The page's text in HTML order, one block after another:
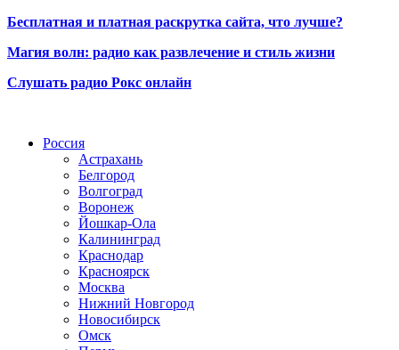
Бесплатная и платная раскрутка сайта, что лучше?
Магия волн: радио как развлечение и стиль жизни
Слушать радио Рокс онлайн
Россия
Астрахань
Белгород
Волгоград
Воронеж
Йошкар-Ола
Калининград
Краснодар
Красноярск
Москва
Нижний Новгород
Новосибирск
Омск